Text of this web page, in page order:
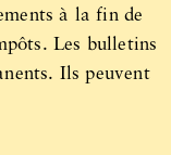
à la fin de
Les bulletins
Ils peuvent